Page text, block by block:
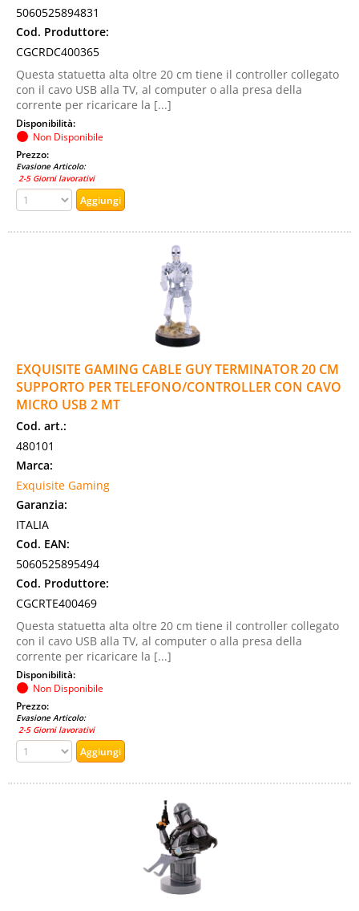
5060525894831
Cod. Produttore:
CGCRDC400365
Questa statuetta alta oltre 20 cm tiene il controller collegato
con il cavo USB alla TV, al computer o alla presa della
corrente per ricaricare la [...]
Disponibilità:
Non Disponibile
Prezzo:
Evasione Articolo:
2-5 Giorni lavorativi
EXQUISITE GAMING CABLE GUY TERMINATOR 20 CM
SUPPORTO PER TELEFONO/CONTROLLER CON CAVO
MICRO USB 2 MT
Cod. art.:
480101
Marca:
Exquisite Gaming
Garanzia:
ITALIA
Cod. EAN:
5060525895494
Cod. Produttore:
CGCRTE400469
Questa statuetta alta oltre 20 cm tiene il controller collegato
con il cavo USB alla TV, al computer o alla presa della
corrente per ricaricare la [...]
Disponibilità:
Non Disponibile
Prezzo:
Evasione Articolo:
2-5 Giorni lavorativi